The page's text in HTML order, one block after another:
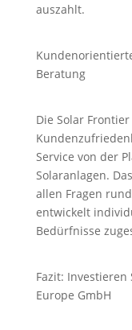
auszahlt.
Beratung
Die Solar
Service von der
Solaranlagen.
allen Fragen
entwickelt
Bedürfnisse
Fazit:
Europe GmbH